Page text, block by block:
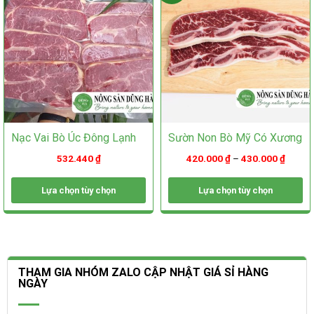
được
chọn
trên
trang
sản
phẩm
chọn
trên
trang
sản
phẩm
Nạc Vai Bò Úc Đông Lạnh
532.440₫
Lựa chọn tùy chọn
Sản
nhiều
biến
thể.
Các
Sườn Non Bò Mỹ Có Xương
420.000₫– 430.000₫
Lựa chọn tùy chọn
Sản
nhiều
biến
THAM GIA NHÓM ZALO CẬP NHẬT GIÁ SỈ HÀNG
NGÀY